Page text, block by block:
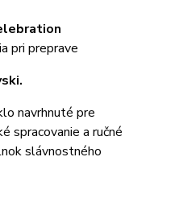
pri preprave
navrhnuté pre
spracovanie a ručné
slávnostného